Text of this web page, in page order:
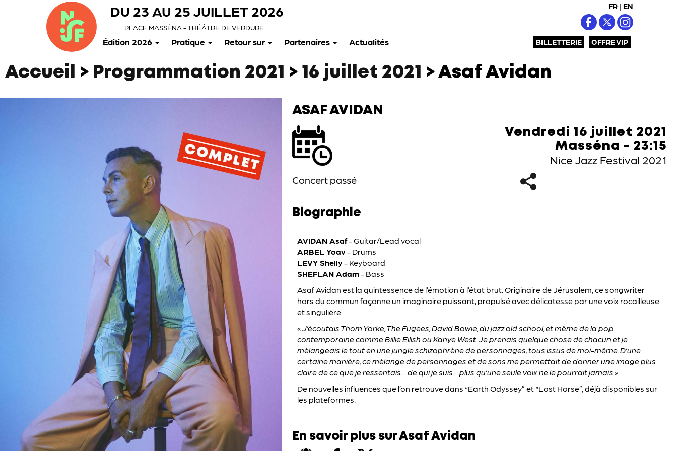
FR | EN
BILLETTERIE OFFRE VIP
DU 23 AU 25 JUILLET 2026
PLACE MASSÉNA - THÉÂTRE DE VERDURE
Édition 2026 Pratique Retour sur Partenaires Actualités
Accueil > Programmation 2021 > 16 juillet 2021 > Asaf Avidan
ASAF AVIDAN
Vendredi 16 juillet 2021
Masséna - 23:15
Nice Jazz Festival 2021
Concert passé
Biographie
AVIDAN Asaf- Guitar/Lead vocal
ARBEL Yoav- Drums
LEVY Shelly- Keyboard
SHEFLAN Adam- Bass
Asaf Avidan est la quintessence de l’émotion à l’état brut. Originaire de Jérusalem, ce songwriter
hors du commun façonne un imaginaire puissant, propulsé avec délicatesse par une voix rocailleuse
et singulière.
«J’écoutais Thom Yorke, The Fugees, David Bowie, du jazz old school, et même de la pop
contemporaine comme Billie Eilish ou Kanye West. Je prenais quelque chose de chacun et je
mélangeais le tout en une jungle schizophrène de personnages, tous issus de moi-même. D’une
certaine manière, ce mélange de personnages et de sons me permettait de donner une image plus
claire de ce que je ressentais… de qui je suis… plus qu’une seule voix ne le pourrait jamais ».
De nouvelles influences que l’on retrouve dans “Earth Odyssey” et “Lost Horse”, déjà disponibles sur
les plateformes.
En savoir plus sur Asaf Avidan